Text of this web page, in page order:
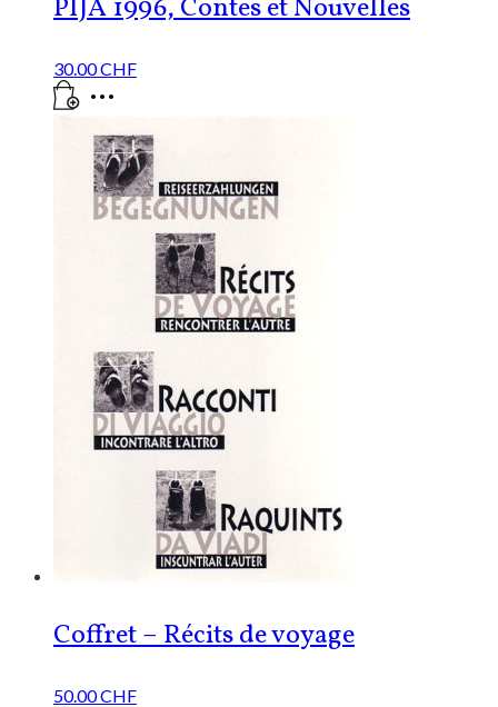
PIJA 1996, Contes et Nouvelles
30.00CHF
Coffret – Récits de voyage
50.00CHF